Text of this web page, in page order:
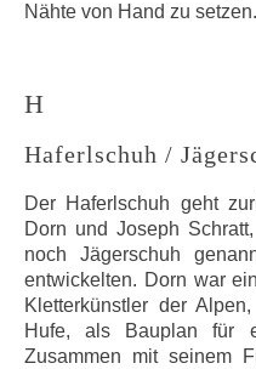
Nähte von Hand zu setzen.
H
Haferlschuh /
Der Haferlschuh geht
Dorn und Joseph
noch Jägerschuh
entwickelten. Dorn war
Kletterkünstler der
Hufe, als Bauplan für
Zusammen mit seinem